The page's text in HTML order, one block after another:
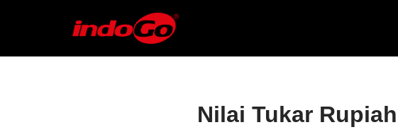
to
Nilai Tukar